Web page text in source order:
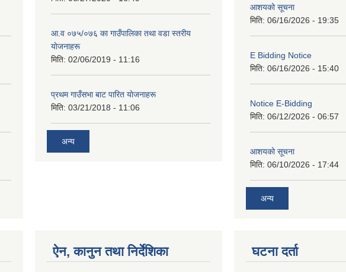
आ‍.व ०७५/०७६ का गाउँपालिका तथा वडा स्तरीय
याेजनाहरू
मिति: 02/06/2019 - 11:16
प्रथम गाउँसभा बाट पारित याेजनाहरू
मिति: 03/21/2018 - 11:06
अन्य
आशयको सूचना
मिति: 06/16/2026 - 19:35
E Bidding Notice
मिति: 06/16/2026 - 15:40
Notice E-Bidding
मिति: 06/12/2026 - 06:57
आशयको सूचना
मिति: 06/10/2026 - 17:44
अन्य
ऐन, कानुन तथा निर्देशिका घटना दर्ता